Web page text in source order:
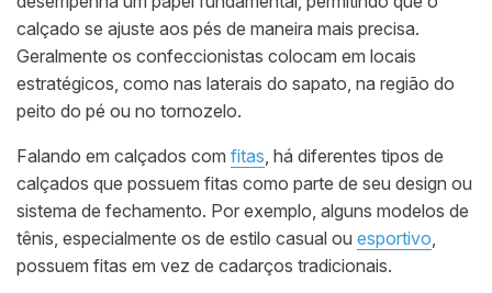
calçado se ajuste aos pés de maneira mais precisa.
Geralmente os confeccionistas colocam em locais
estratégicos, como nas laterais do sapato, na região do
peito do pé ou no tornozelo.
Falando em calçados com fitas, há diferentes tipos de
calçados que possuem fitas como parte de seu design ou
sistema de fechamento. Por exemplo, alguns modelos de
tênis, especialmente os de estilo casual ou esportivo,
possuem fitas em vez de cadarços tradicionais.